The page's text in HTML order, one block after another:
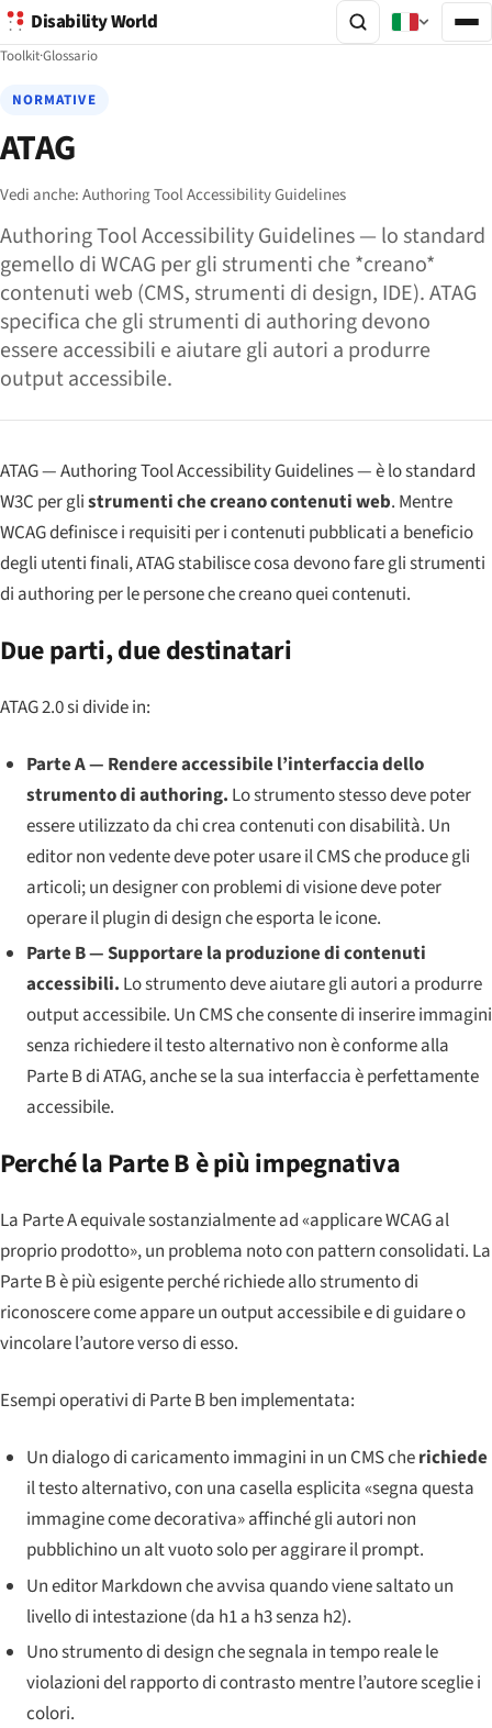
Disability World
Toolkit·Glossario
NORMATIVE
ATAG
Vedi anche:Authoring Tool Accessibility Guidelines
Authoring Tool Accessibility Guidelines — lo standard
gemello di WCAG per gli strumenti che *creano*
contenuti web (CMS, strumenti di design, IDE). ATAG
specifica che gli strumenti di authoring devono
essere accessibili e aiutare gli autori a produrre
output accessibile.
ATAG — Authoring Tool Accessibility Guidelines — è lo standard
W3C per glistrumenti che creano contenuti web. Mentre
WCAG definisce i requisiti per i contenuti pubblicati a beneficio
degli utenti finali, ATAG stabilisce cosa devono fare gli strumenti
di authoring per le persone che creano quei contenuti.
Due parti, due destinatari
ATAG 2.0 si divide in:
Parte A — Rendere accessibile l’interfaccia dello
strumento di authoring. Lo strumento stesso deve poter
essere utilizzato da chi crea contenuti con disabilità. Un
editor non vedente deve poter usare il CMS che produce gli
articoli; un designer con problemi di visione deve poter
operare il plugin di design che esporta le icone.
Parte B — Supportare la produzione di contenuti
accessibili. Lo strumento deve aiutare gli autori a produrre
output accessibile. Un CMS che consente di inserire immagini
senza richiedere il testo alternativo non è conforme alla
Parte B di ATAG, anche se la sua interfaccia è perfettamente
accessibile.
Perché la Parte B è più impegnativa
La Parte A equivale sostanzialmente ad «applicare WCAG al
proprio prodotto», un problema noto con pattern consolidati. La
Parte B è più esigente perché richiede allo strumento di
riconoscere come appare un output accessibile e di guidare o
vincolare l’autore verso di esso.
Esempi operativi di Parte B ben implementata:
Un dialogo di caricamento immagini in un CMS cherichiede
il testo alternativo, con una casella esplicita «segna questa
immagine come decorativa» affinché gli autori non
pubblichino un alt vuoto solo per aggirare il prompt.
Un editor Markdown che avvisa quando viene saltato un
livello di intestazione (da h1 a h3 senza h2).
Uno strumento di design che segnala in tempo reale le
violazioni del rapporto di contrasto mentre l’autore sceglie i
colori.